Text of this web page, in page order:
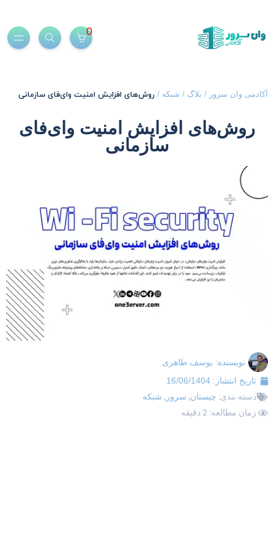
وان سرور / بلاگ/ شبکه/ روش‌های افزایش امنیت وای‌فای سازمانی
روش‌های افزایش امنیت وای‌فای
سازمانی
نویسنده:یوسف طاهری
تاریخ انتشار: 16/06/1404
دسته بندی:چیستان,سرور,شبکه
زمان مطالعه: 2 دقیقه